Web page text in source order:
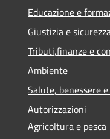
Educazione e
Giustizia e
Tributi,finanze e
Ambiente
Salute, benessere
Autorizzazioni
Agricoltura e pesca